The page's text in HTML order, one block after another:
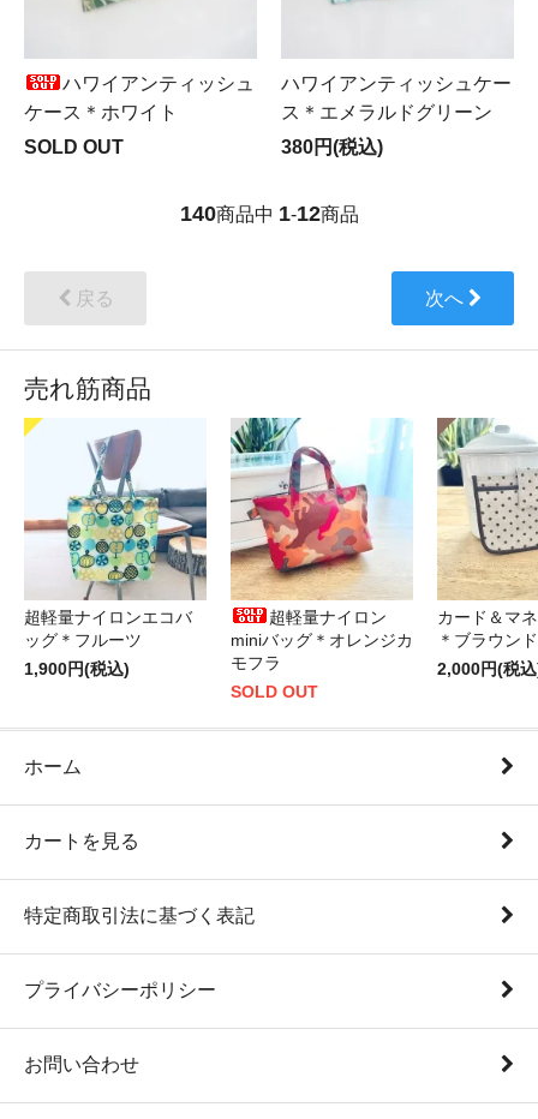
ハワイアンティッシュ
ケース＊ホワイト
SOLD OUT
ハワイアンティッシュケー
ス＊エメラルドグリーン
380円(税込)
140商品中 1-12商品
戻る 次へ
売れ筋商品
超軽量ナイロンエコバ
ッグ＊フルーツ
1,900円(税込)
超軽量ナイロン
miniバッグ＊オレンジカ
モフラ
SOLD OUT
カード＆マ
＊ブラウン
2,000円(税
ホーム
カートを見る
特定商取引法に基づく表記
プライバシーポリシー
お問い合わせ